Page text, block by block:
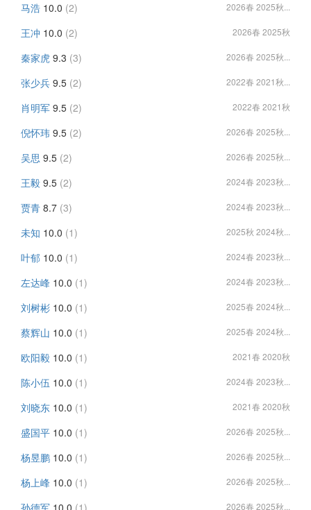
马浩 10.0 (2) 2026春 2025秋...
王冲 10.0 (2) 2026春 2025秋
秦家虎 9.3 (3) 2026春 2025秋...
张少兵 9.5 (2) 2022春 2021秋...
肖明军 9.5 (2) 2022春 2021秋
倪怀玮 9.5 (2) 2026春 2025秋...
吴思 9.5 (2) 2026春 2025秋...
王毅 9.5 (2) 2024春 2023秋...
贾青 8.7 (3) 2024春 2023秋...
未知 10.0 (1) 2025秋 2024秋...
叶郁 10.0 (1) 2024春 2023秋...
左达峰 10.0 (1) 2024春 2023秋...
刘树彬 10.0 (1) 2025春 2024秋...
蔡辉山 10.0 (1) 2025春 2024秋...
欧阳毅 10.0 (1) 2021春 2020秋
陈小伍 10.0 (1) 2024春 2023秋...
刘晓东 10.0 (1) 2021春 2020秋
盛国平 10.0 (1) 2026春 2025秋...
杨昱鹏 10.0 (1) 2026春 2025秋...
杨上峰 10.0 (1) 2026春 2025秋...
孙德军 10.0 (1) 2026春 2025秋...